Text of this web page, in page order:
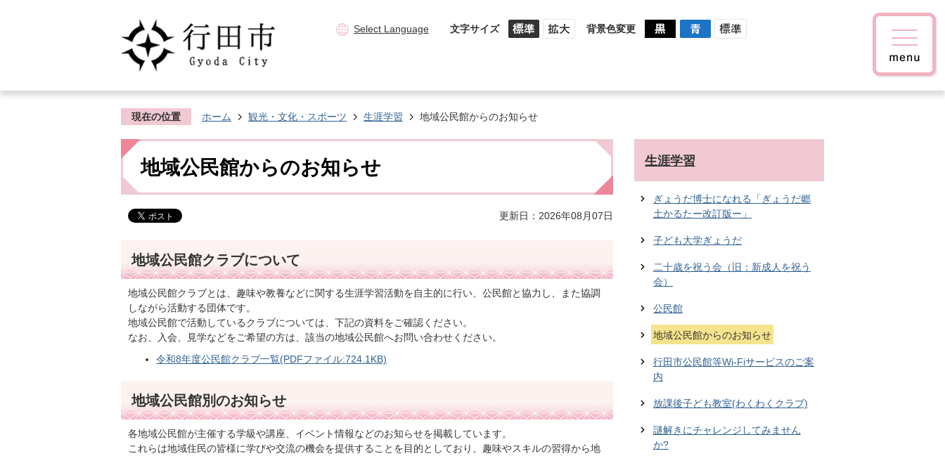
Select Language 文字サイズ 背景色変更
現在の位置 ホーム 観光・文化・スポーツ 生涯学習 地域公民館からのお知らせ
地域公民館からのお知らせ
更新日：2026年08月07日
地域公民館クラブについて
地域公民館クラブとは、趣味や教養などに関する生涯学習活動を自主的に行い、公民館と協力し、また協調
しながら活動する団体です。
地域公民館で活動しているクラブについては、下記の資料をご確認ください。
なお、入会、見学などをご希望の方は、該当の地域公民館へお問い合わせください。
令和8年度公民館クラブ一覧(PDFファイル:724.1KB)
地域公民館別のお知らせ
各地域公民館が主催する学級や講座、イベント情報などのお知らせを掲載しています。
これらは地域住民の皆様に学びや交流の機会を提供することを目的としており、趣味やスキルの習得から地
生涯学習
ぎょうだ博士になれる「ぎょうだ郷
土かるたー改訂版ー」
子ども大学ぎょうだ
二十歳を祝う会（旧：新成人を祝う
会）
公民館
地域公民館からのお知らせ
行田市公民館等Wi-Fiサービスのご案
内
放課後子ども教室(わくわくクラブ)
謎解きにチャレンジしてみません
か?